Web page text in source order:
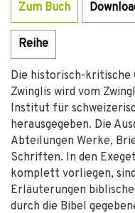
Zum Buch
Reihe
Die historisch-kritische
Zwinglis wird vom
Institut für
herausgegeben. Die
Abteilungen Werke,
Schriften. In den
komplett vorliegen,
Erläuterungen
durch die Bibel